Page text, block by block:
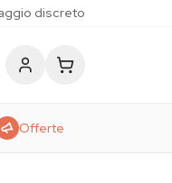
discreto
Offerte